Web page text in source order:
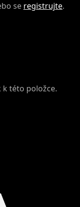
se registrujte.
k této položce.